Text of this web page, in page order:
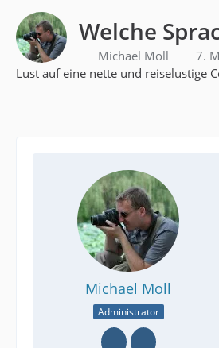
Welche
Michael Moll
7.
Lust auf eine nette und reiselustige
Michael Moll
Administrator